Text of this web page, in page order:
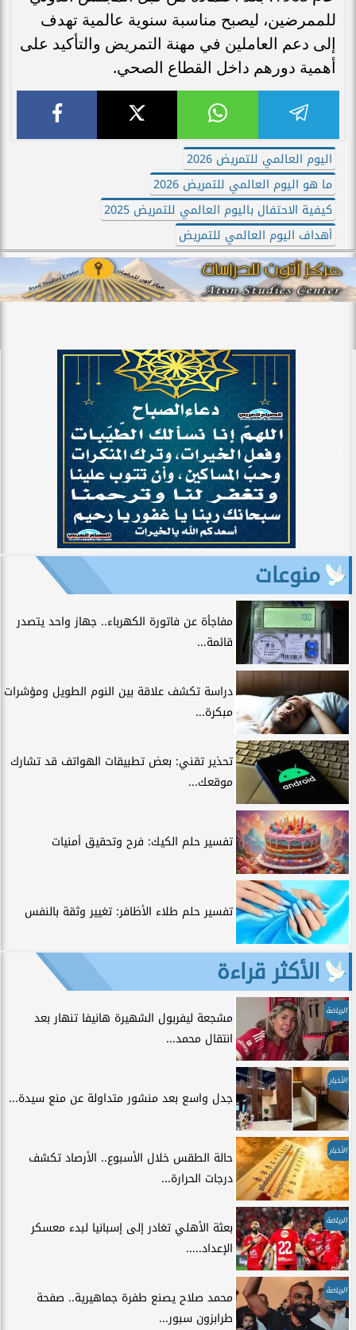
للممرضين، ليصبح مناسبة سنوية عالمية تهدف
إلى دعم العاملين في مهنة التمريض والتأكيد على
أهمية دورهم داخل القطاع الصحي.
اليوم العالمي للتمريض 2026
ما هو اليوم العالمي للتمريض 2026
كيفية الاحتفال باليوم العالمي للتمريض 2025
أهداف اليوم العالمي للتمريض
منوعات
مفاجأة عن فاتورة الكهرباء.. جهاز واحد يتصدر
قائمة...
دراسة تكشف علاقة بين النوم الطويل ومؤشرات
مبكرة...
تحذير تقني: بعض تطبيقات الهواتف قد تشارك
موقعك...
تفسير حلم الكيك: فرح وتحقيق أمنيات
تفسير حلم طلاء الأظافر: تغيير وثقة بالنفس
الأكثر قراءة
الرياضة
مشجعة ليفربول الشهيرة هانيفا تنهار بعد
انتقال محمد...
الأخبار
جدل واسع بعد منشور متداولة عن منع سيدة...
الأخبار
حالة الطقس خلال الأسبوع.. الأرصاد تكشف
درجات الحرارة...
الرياضة
بعثة الأهلي تغادر إلى إسبانيا لبدء معسكر
الإعداد.....
الرياضة
محمد صلاح يصنع طفرة جماهيرية.. صفحة
طرابزون سبور...